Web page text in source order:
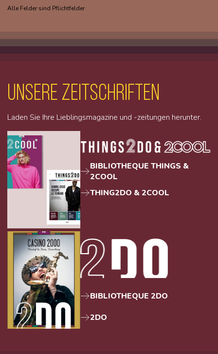
Alle Felder sind Pflichtfelder
unsere Zeitschriften
Laden Sie Ihre Lieblingsmagazine und -zeitungen herunter.
BIBLIOTHEQUE THINGS &
2COOL
THING2DO & 2COOL
BIBLIOTHEQUE 2DO
2DO